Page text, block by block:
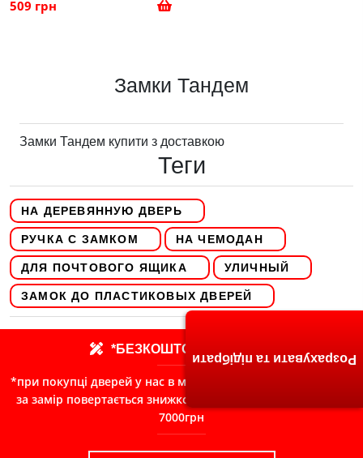
509 грн
Замки Тандем
Замки Тандем купити з доставкою
Теги
НА ДЕРЕВЯННУЮ ДВЕРЬ
РУЧКА С ЗАМКОМ НА ЧЕМОДАН
ДЛЯ ПОЧТОВОГО ЯЩИКА УЛИЧНЫЙ
ЗАМОК ДО ПЛАСТИКОВЫХ ДВЕРЕЙ
*БЕЗКОШТОВНИЙ ЗАМІР
*при покупці дверей у нас в магазині, сума сплачена Вами
за замір повертається знижкою в чек при замовленні від
7000грн
Розрахувати та підібрати